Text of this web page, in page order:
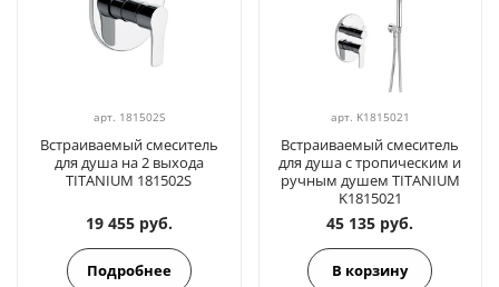
арт. 181502S
Встраиваемый смеситель
для душа на 2 выхода
TITANIUM 181502S
19 455 руб.
Подробнее
арт. K1815021
Встраиваемый смеситель
для душа с тропическим и
ручным душем TITANIUM
K1815021
45 135 руб.
В корзину